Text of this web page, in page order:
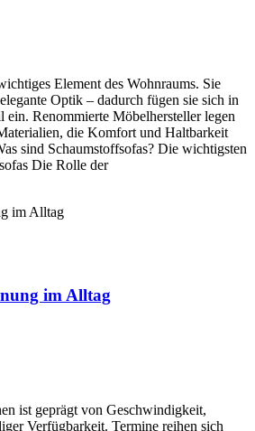
Element des Wohnraums. Sie
Optik – dadurch fügen sie sich in
ein. Renommierte Möbelhersteller legen
die Komfort und Haltbarkeit
sind Schaumstoffsofas? Die wichtigsten
Die Rolle der
im Alltag
ist geprägt von Geschwindigkeit,
Verfügbarkeit. Termine reihen sich